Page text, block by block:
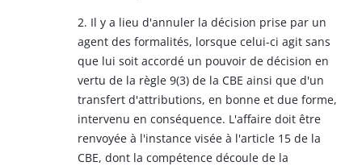
2. Il y a lieu d'annuler la décision prise par un
agent des formalités, lorsque celui-ci agit sans
que lui soit accordé un pouvoir de décision en
vertu de la règle 9(3) de la CBE ainsi que d'un
transfert d'attributions, en bonne et due forme,
intervenu en conséquence. L'affaire doit être
renvoyée à l'instance visée à l'article 15 de la
CBE, dont la compétence découle de la